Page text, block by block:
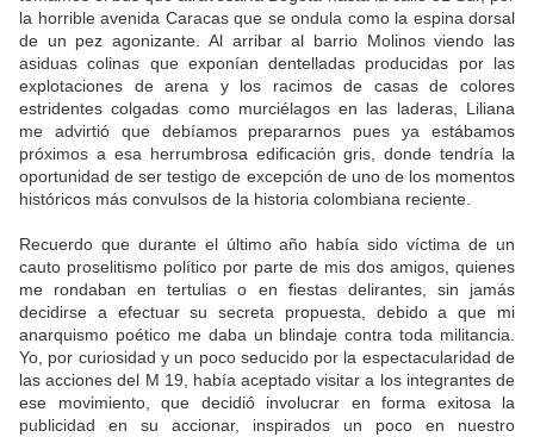
la horrible avenida Caracas que se ondula como la espina dorsal
de un pez agonizante. Al arribar al barrio Molinos viendo las
asiduas colinas que exponían dentelladas producidas por las
explotaciones de arena y los racimos de casas de colores
estridentes colgadas como murciélagos en las laderas, Liliana
me advirtió que debíamos prepararnos pues ya estábamos
próximos a esa herrumbrosa edificación gris, donde tendría la
oportunidad de ser testigo de excepción de uno de los momentos
históricos más convulsos de la historia colombiana reciente.
Recuerdo que durante el último año había sido víctima de un
cauto proselitismo político por parte de mis dos amigos, quienes
me rondaban en tertulias o en fiestas delirantes, sin jamás
decidirse a efectuar su secreta propuesta, debido a que mi
anarquismo poético me daba un blindaje contra toda militancia.
Yo, por curiosidad y un poco seducido por la espectacularidad de
las acciones del M 19, había aceptado visitar a los integrantes de
ese movimiento, que decidió involucrar en forma exitosa la
publicidad en su accionar, inspirados un poco en nuestro